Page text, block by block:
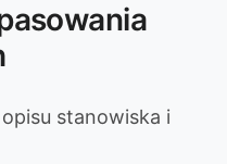
stanowiska i